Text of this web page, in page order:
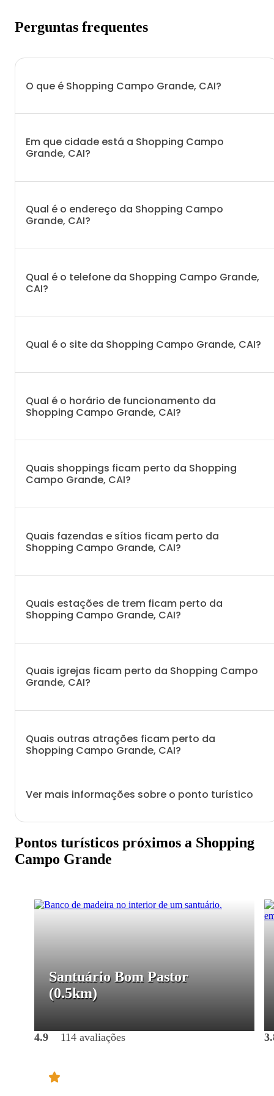
Perguntas frequentes
O que é Shopping Campo Grande, CAI?
Em que cidade está a Shopping Campo
Grande, CAI?
Qual é o endereço da Shopping Campo
Grande, CAI?
Qual é o telefone da Shopping Campo Grande,
CAI?
Qual é o site da Shopping Campo Grande, CAI?
Qual é o horário de funcionamento da
Shopping Campo Grande, CAI?
Quais shoppings ficam perto da Shopping
Campo Grande, CAI?
Quais fazendas e sítios ficam perto da
Shopping Campo Grande, CAI?
Quais estações de trem ficam perto da
Shopping Campo Grande, CAI?
Quais igrejas ficam perto da Shopping Campo
Grande, CAI?
Quais outras atrações ficam perto da
Shopping Campo Grande, CAI?
Ver mais informações sobre o ponto turístico
Pontos turísticos próximos a Shopping
Campo Grande
Santuário Bom Pastor
(0.5km)
4.9 114 avaliações